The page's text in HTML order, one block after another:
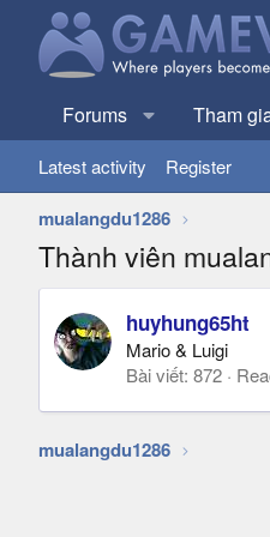
Forums Tham
Latest activity Register
mualangdu1286
Thành viên
huyhung65ht
Mario & Luigi
Bài viết 872
mualangdu1286